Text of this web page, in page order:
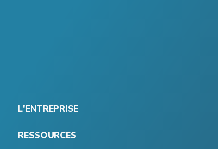
L'ENTREPRISE
RESSOURCES